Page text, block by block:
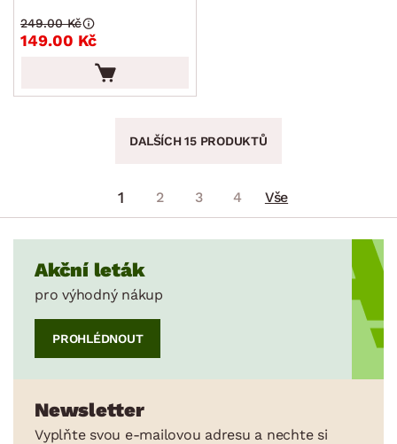
149.00 Kč
249.00 Kč
DALŠÍCH 15 PRODUKTŮ
1 2 3 4 Vše
Akční leták
pro výhodný nákup
PROHLÉDNOUT
Newsletter
Vyplňte svou e-mailovou adresu a nechte si